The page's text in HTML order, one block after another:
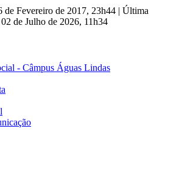
de Fevereiro de 2017, 23h44 | Última
de Julho de 2026, 11h34
- Câmpus Águas Lindas